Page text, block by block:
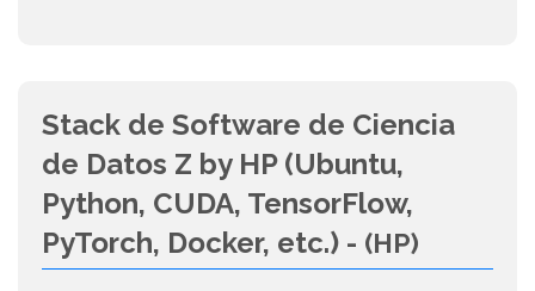
Stack de Software de Ciencia
de Datos Z by HP (Ubuntu,
Python, CUDA, TensorFlow,
PyTorch, Docker, etc.) - (HP)